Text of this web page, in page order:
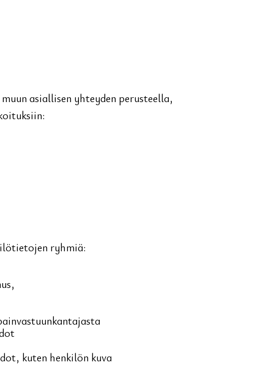
asiallisen yhteyden perusteella,
ryhmiä:
kuten henkilön kuva